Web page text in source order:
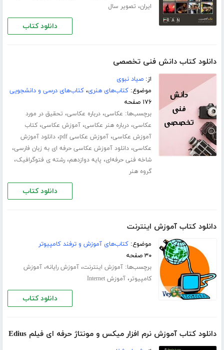
ایران، تصویر سال
دانلود کتاب
دانلود کتاب دانش فنی تخصصی
از:صیاد نبوی
موضوع:کتاب‌های هنری،کتاب‌های درسی و دانشجویی
۱۷۶ صفحه
برچسب‌ها: عکاسی،درباره عکاسی، تحقیق در مورد
عکاسی،درباره هنر عکاسی،آموزش عکاسی،کتاب
آموزش عکاسی،آموزش عکاسی pdf ،دانلود آموزش
عکاسی،دانلود آموزش عکاسی حرفه ای به زبان فارسی،
شاخه فنی حرفه‌ای، پایه دوازدهم،رشته ی فتوگرافیک،
گروه هنر
دانلود کتاب
دانلود کتاب آموزش اینترنت
موضوع:کتاب‌های آموزش و ترفند کامپیوتر
۳۰ صفحه
برچسب‌ها:آموزش اینترنت،آموزش رایانه،آموزش
کامپیوتر،آموزش Internet
دانلود کتاب
دانلود کتاب آموزش نرم افزار میکس و مونتاژ حرفه ای فیلم Edius